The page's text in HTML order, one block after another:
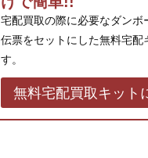
宅配買取の際に必要なダン
伝票をセットにした無料宅配
す。
無料宅配買取キット